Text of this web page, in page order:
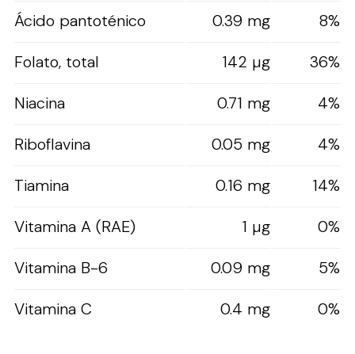
Ácido pantoténico
0.39 mg
8%
Folato, total
142 µg
36%
Niacina
0.71 mg
4%
Riboflavina
0.05 mg
4%
Tiamina
0.16 mg
14%
Vitamina A (RAE)
1 µg
0%
Vitamina B-6
0.09 mg
5%
Vitamina C
0.4 mg 0%